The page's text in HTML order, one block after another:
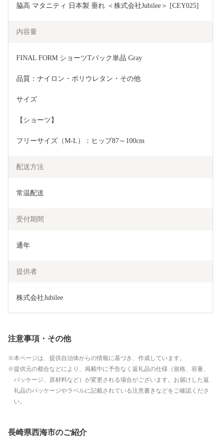
脇高 マタニティ 日本製 垂れ ＜株式会社Jubilee＞ [CEY025]
内容量
FINAL FORM ショーツTバック単品 Gray
品質：ナイロン・ポリウレタン・その他
サイズ
【ショーツ】
フリーサイズ（M-L）：ヒップ87～100cm
配送方法
常温配送
受付期間
通年
提供者
株式会社Jubilee
注意事項・その他
本ページは、提供自治体からの情報に基づき、作成しています。
提供元の都合などにより、掲載中に予告なく返礼品の仕様（規格、容量、
パッケージ、原材料など）が変更される場合がございます。お届けした返
礼品のパッケージやラベルに記載されている注意書きなどをご確認くださ
い。
長崎県西海市のご紹介